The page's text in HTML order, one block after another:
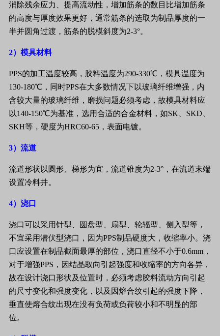
消除残余应力、提高流动性，增加筋条的数目比增加筋条
的高度与厚度效果更好，通常筋条的选取为制品厚度的一
半并圆角过渡，筋条的脱模斜度为2-3°。
2）模具材料
PPS的加工温度较高，胶料温度为290-330℃，模具温度为
130-180℃，同时PPS在大多数情况下以玻璃纤维增强，内
含较大量的玻璃纤维，磨损问题必须考虑，故模具材料应
以140-150℃为基准，选用合适的合金材料，如SK SKD
SKH等，硬度为HRC60-65 ，表面电镀。
3）流道
流道形状以圆形、梯形为宜，流道锥度为2-3°，在流道末端
设置冷料井。
4）浇口
浇口可以采用针型、圆盘型、扇型、轮辐型、侧入型等，
不宜采用潜伏型浇口，因为PPS制品硬度大，收缩率小。浇
口应设置在制品截面最厚的部位，浇口直径不小于0.6mm ，
对于增强PPS ，因结晶取向引起强度和收缩率的方向各异，
故在设计浇口形状及位置时，必须考虑胶料流动方向引起
的尺寸变化和强度变化，以及因熔合纹引起的强度下降，
垂直使熔合纹出现在没有负荷或负荷较小和不明显的部
位。